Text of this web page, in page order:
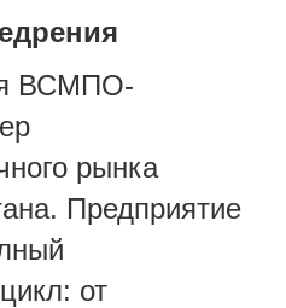
ВСМПО-
рынка
Предприятие
от